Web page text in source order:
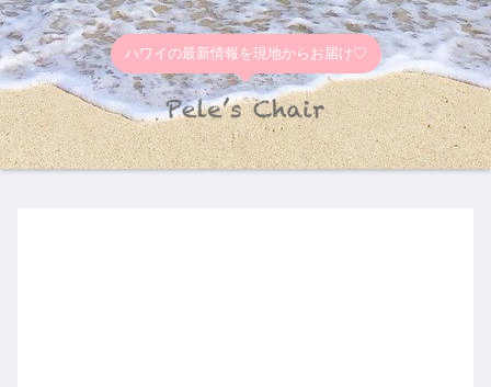
ハワイの最新情報を現地からお届け♡